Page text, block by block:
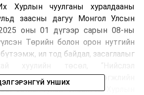
Хурлын чуулганы хуралдааны
заасны дагуу Монгол Улсын
2025 оны 01 дүгээр сарын 08-ны
Төрийн болон орон нутгийн
ил тод байдал, засаглалыг
2040 он хүртэлх хөгжлийн
батлах тухай” Улсын Их Хурлын
УНШИХ